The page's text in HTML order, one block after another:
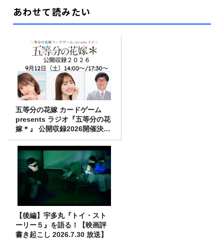
あわせて読みたい
五等分の花嫁 カードゲーム
presents ラジオ『五等分の花
嫁＊』 公開収録2026開催決
定！
【後編】宇多丸『トイ・スト
ーリー５』を語る！【映画評
書き起こし 2026.7.30 放送】